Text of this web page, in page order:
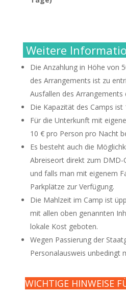
Weitere
Die Anzahlung in Höhe von
des Arrangements ist zu
Ausfallen des Arrangements
Die Kapazität des Camps ist
Für die Unterkunft mit
10 € pro Person pro Nacht
Es besteht auch die
Abreiseort direkt zum DMD-
und falls man mit eigenem
Parkplätze zur Verfügung.
Die Mahlzeit im Camp ist
mit allen oben genannten
lokale Kost geboten.
Wegen Passierung der
Personalausweis unbedingt
WICHTIGE HINWEISE